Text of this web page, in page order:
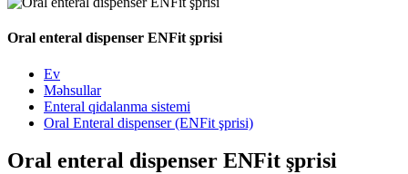
Oral enteral dispenser ENFit şprisi
Ev
Məhsullar
Enteral qidalanma sistemi
Oral Enteral dispenser (ENFit şprisi)
Oral enteral dispenser ENFit şprisi